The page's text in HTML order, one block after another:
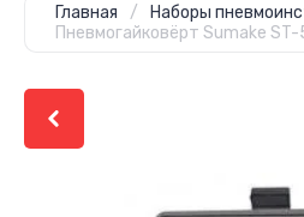
Главная / Наборы
Пневмогайковёрт Sumake